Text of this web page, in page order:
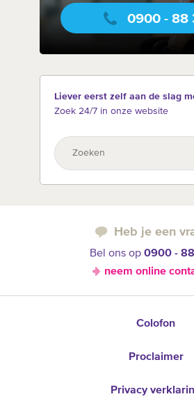
0900 - 88
Liever eerst zelf aan de slag
Zoek 24/7 in onze website
Heb je een
Bel ons op 0900 -
neem online
Colofon
Proclaimer
Privacy